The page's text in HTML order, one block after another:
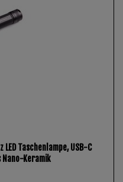
LED Taschenlampe, USB-C
Keramik